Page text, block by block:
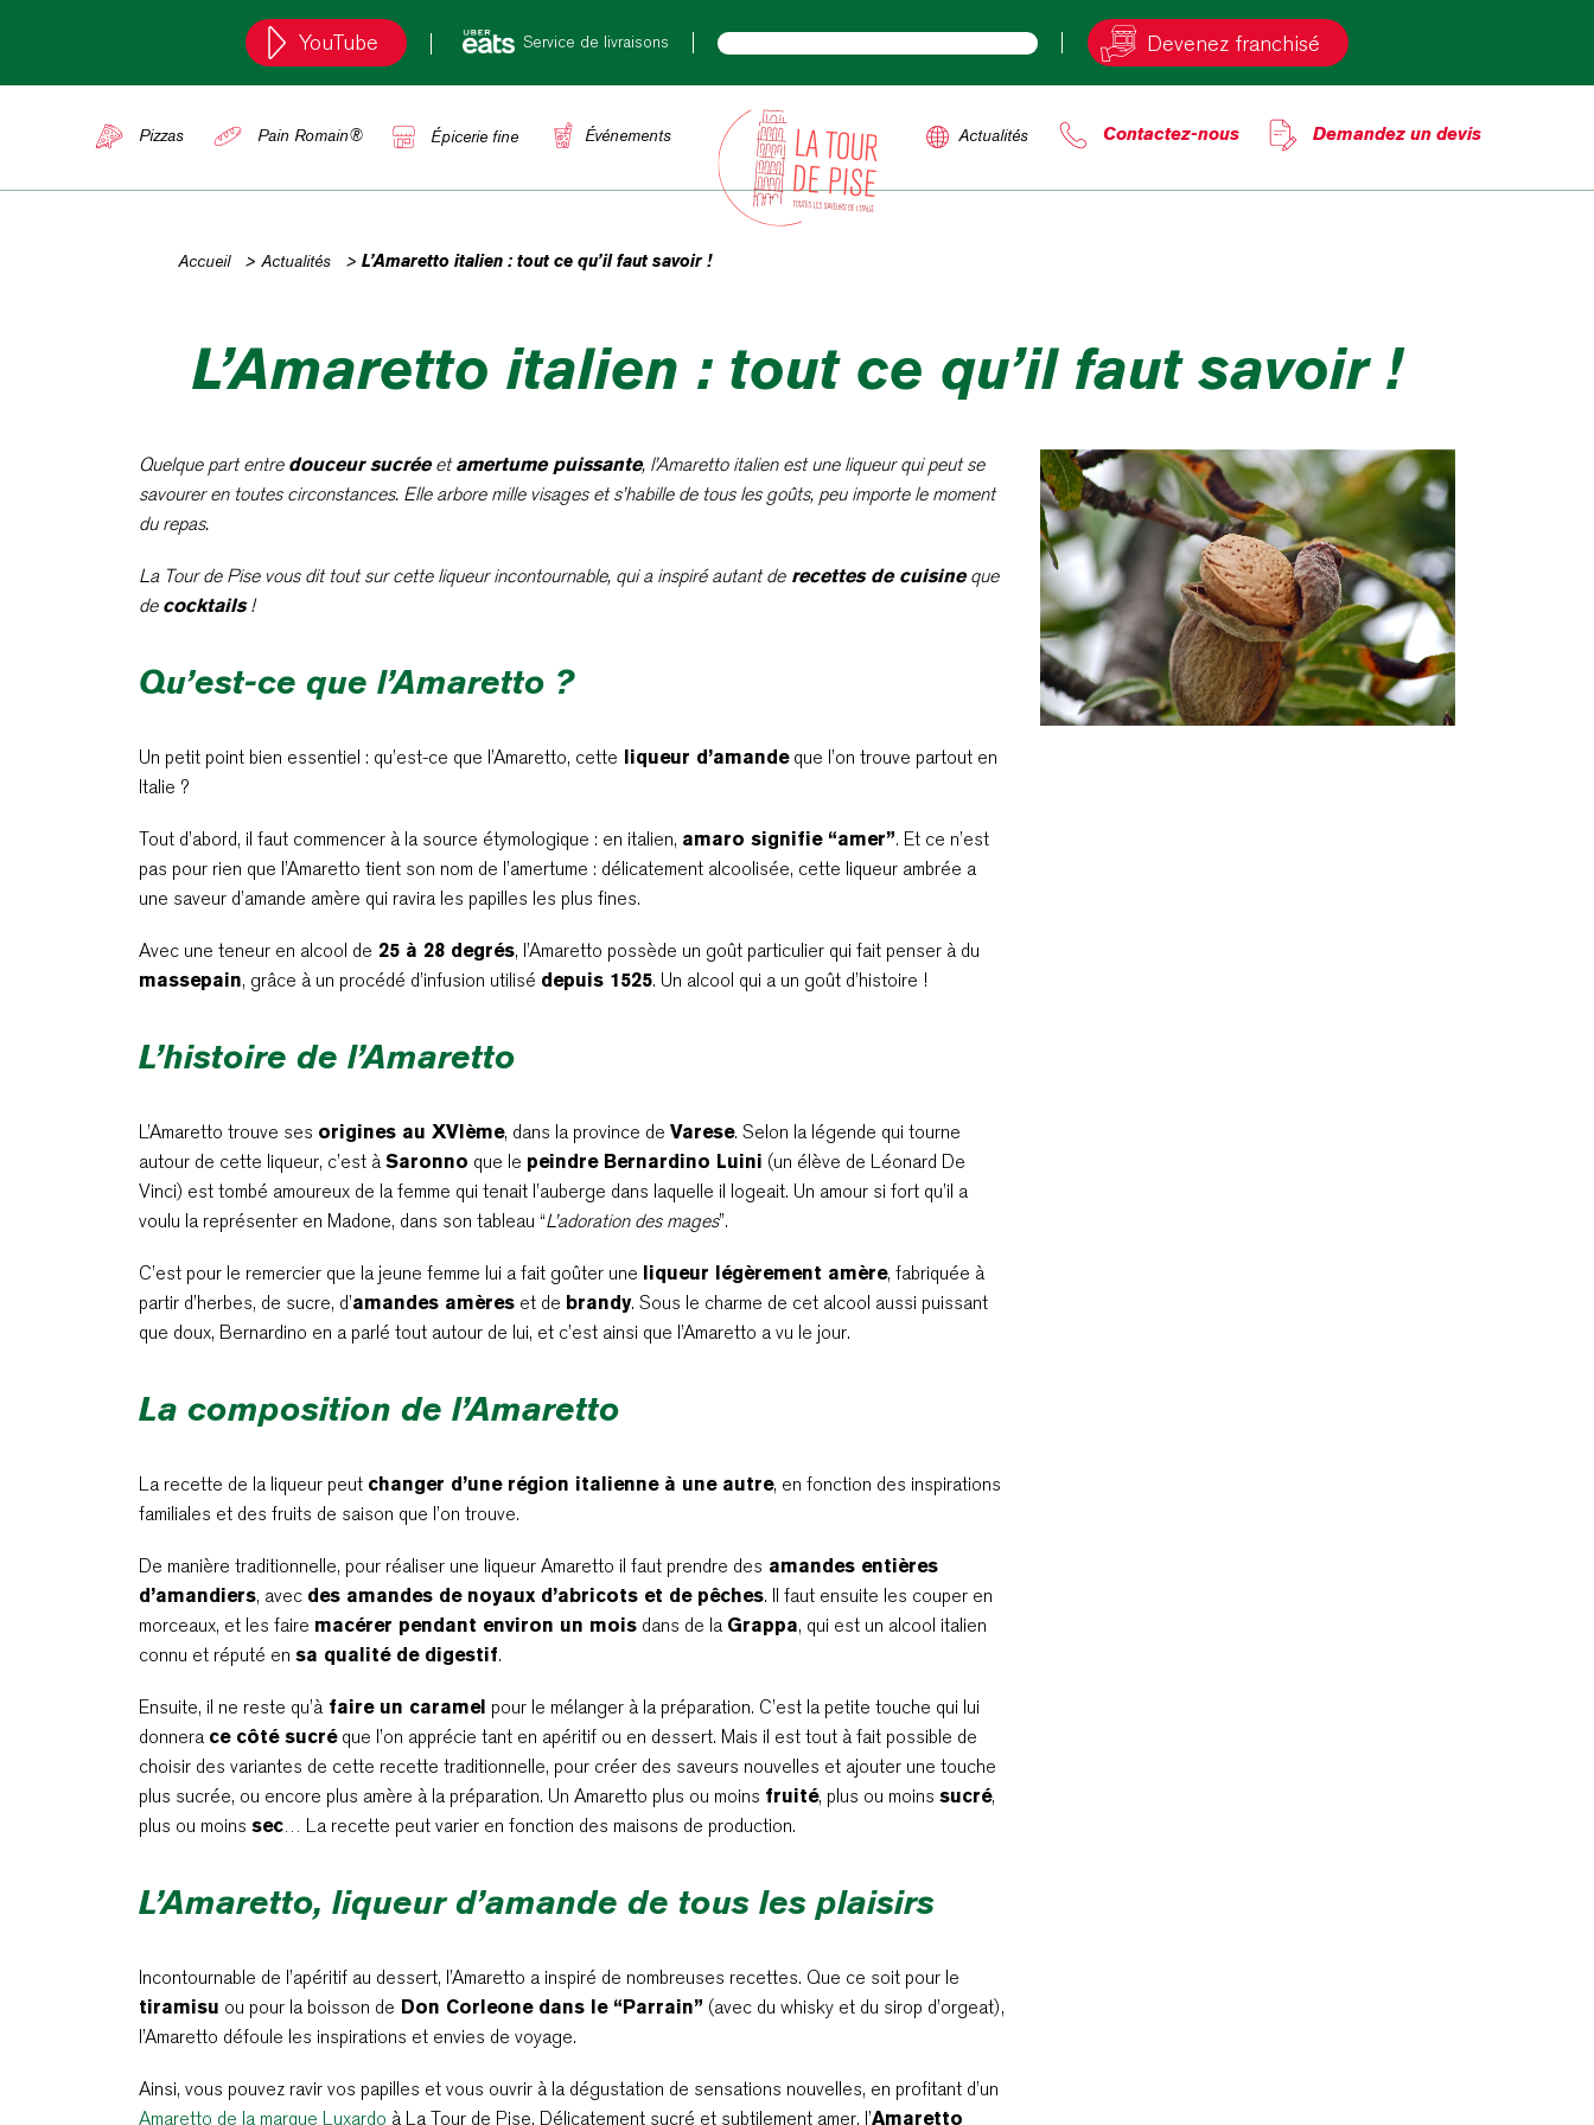
YouTube Service de livraisons Devenez franchisé
Pizzas Pain Romain® Épicerie fine Événements Actualités Contactez-nous Demandez un devis
Accueil >Actualités >L’Amaretto italien : tout ce qu’il faut savoir !
L’Amaretto italien : tout ce qu’il faut savoir !
Quelque part entre douceur sucréeetamertume puissante, l’Amaretto italien est une liqueur qui peut se
savourer en toutes circonstances. Elle arbore mille visages et s’habille de tous les goûts, peu importe le moment
du repas.
La Tour de Pise vous dit tout sur cette liqueur incontournable, qui a inspiré autant derecettes de cuisineque
de cocktails!
Qu’est-ce que l’Amaretto ?
Un petit point bien essentiel : qu’est-ce que l’Amaretto, cette liqueur d’amandeque l’on trouve partout en
Italie ?
Tout d’abord, il faut commencer à la source étymologique : en italien, amaro signifie “amer”. Et ce n’est
pas pour rien que l’Amaretto tient son nom de l’amertume : délicatement alcoolisée, cette liqueur ambrée a
une saveur d’amande amère qui ravira les papilles les plus fines.
Avec une teneur en alcool de 25 à 28 degrés, l’Amaretto possède un goût particulier qui fait penser à du
massepain, grâce à un procédé d’infusion utilisé depuis 1525. Un alcool qui a un goût d’histoire !
L’histoire de l’Amaretto
L’Amaretto trouve ses origines au XVIème, dans la province de Varese. Selon la légende qui tourne
autour de cette liqueur, c’est àSaronno que le peindre Bernardino Luini (un élève de Léonard De
Vinci) est tombé amoureux de la femme qui tenait l’auberge dans laquelle il logeait. Un amour si fort qu’il a
voulu la représenter en Madone, dans son tableau “L’adoration des mages”.
C’est pour le remercier que la jeune femme lui a fait goûter une liqueur légèrement amère, fabriquée à
partir d’herbes, de sucre, d’amandes amères et de brandy. Sous le charme de cet alcool aussi puissant
que doux, Bernardino en a parlé tout autour de lui, et c’est ainsi que l’Amaretto a vu le jour.
La composition de l’Amaretto
La recette de la liqueur peut changer d’une région italienne à une autre, en fonction des inspirations
familiales et des fruits de saison que l’on trouve.
De manière traditionnelle, pour réaliser une liqueur Amaretto il faut prendre des amandes entières
d’amandiers, avec des amandes de noyaux d’abricots et de pêches. Il faut ensuite les couper en
morceaux, et les faire macérer pendant environ un mois dans de la Grappa, qui est un alcool italien
connu et réputé en sa qualité de digestif.
Ensuite, il ne reste qu’àfaire un caramel pour le mélanger à la préparation. C’est la petite touche qui lui
donnera ce côté sucréque l’on apprécie tant en apéritif ou en dessert. Mais il est tout à fait possible de
choisir des variantes de cette recette traditionnelle, pour créer des saveurs nouvelles et ajouter une touche
plus sucrée, ou encore plus amère à la préparation. Un Amaretto plus ou moins fruité, plus ou moins sucré,
plus ou moins sec… La recette peut varier en fonction des maisons de production.
L’Amaretto, liqueur d’amande de tous les plaisirs
Incontournable de l’apéritif au dessert, l’Amaretto a inspiré de nombreuses recettes. Que ce soit pour le
tiramisu ou pour la boisson de Don Corleone dans le “Parrain” (avec du whisky et du sirop d’orgeat),
l’Amaretto défoule les inspirations et envies de voyage.
Ainsi, vous pouvez ravir vos papilles et vous ouvrir à la dégustation de sensations nouvelles, en profitant d’un
Amaretto de la marque Luxardo à La Tour de Pise. Délicatement sucré et subtilement amer, l’Amaretto